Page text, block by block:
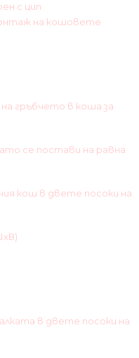
с цип
на кошовете
гръбчето в коша за
се постави на равна
кош в двете посоки на
в двете посоки на